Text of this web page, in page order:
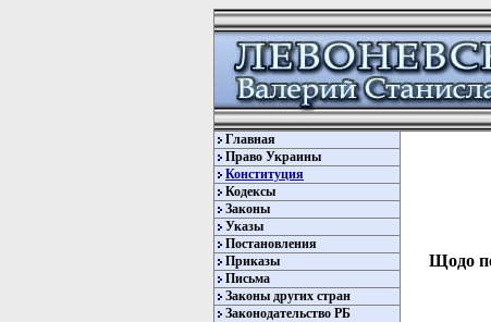
Главная
Право Украины
Конституция
Кодексы
Законы
Указы
Постановления
Приказы
Письма
Законы других стран
Законодательство РБ
Щодо